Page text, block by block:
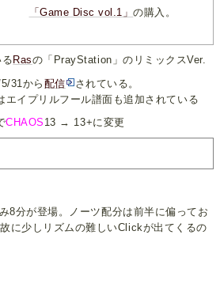
「Game Disc vol.1」の購入。
Rasの「PrayStation」のリミックスVer.
31から 配信
されている。
エイプリルフール譜面も追加されている
CHAOS 13 → 13+に変更
8分が登場。ノーツ配分は前半に偏ってお
に少しリズムの難しいClickが出てくるの